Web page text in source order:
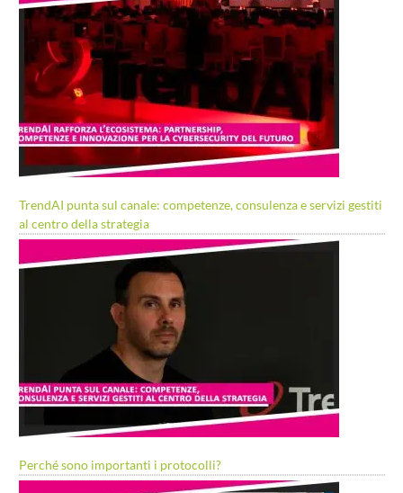
TrendAI punta sul canale: competenze, consulenza e servizi gestiti
al centro della strategia
Perché sono importanti i protocolli?